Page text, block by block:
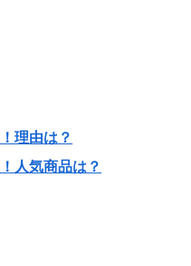
理由は？
人気商品は？